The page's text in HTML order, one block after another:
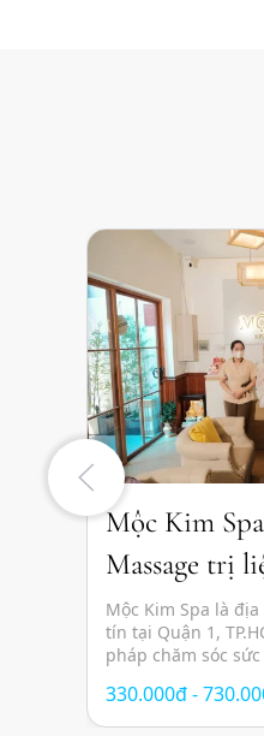
Mộc Kim
Massage trị
thư giãn
Mộc Kim Spa là
tín tại Quận 1,
pháp chăm sóc
nhiên và không
hứng Nhật Bản.
330.000đ -